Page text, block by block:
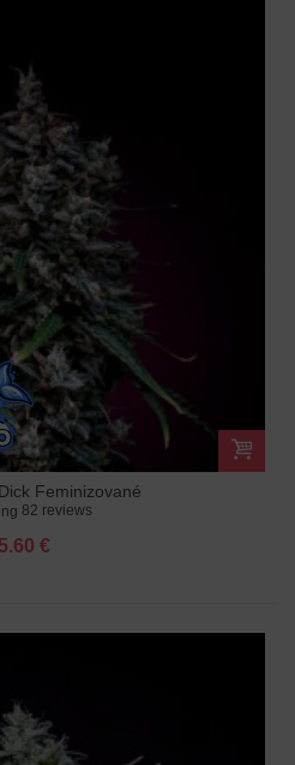
Feminizované
82 reviews
5.60 €